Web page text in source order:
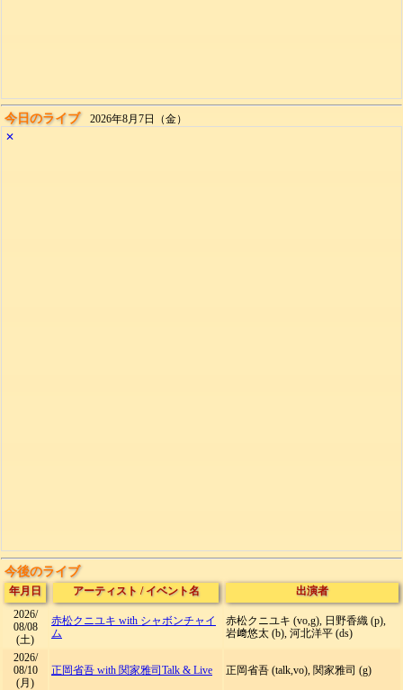
今日のライブ
2026年8月7日（金）
✕
今後のライブ
年月日 アーティスト / イベント名
出演者
2026/
08/08
(土)
赤松クニユキ with シャボンチャイ
ム
赤松クニユキ (vo,g), 日野香織 (p),
岩﨑悠太 (b), 河北洋平 (ds)
2026/
08/10
(月)
正岡省吾 with 関家雅司Talk & Live 正岡省吾 (talk,vo), 関家雅司 (g)